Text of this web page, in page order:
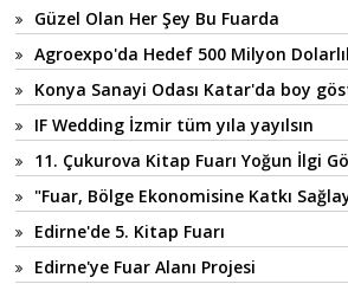
Güzel Olan Her Şey Bu Fuarda
Agroexpo'da Hedef 500 Milyon
Konya Sanayi Odası Katar'da boy
IF Wedding İzmir tüm yıla yayılsın
11. Çukurova Kitap Fuarı Yoğun İlgi
"Fuar, Bölge Ekonomisine Katkı
Edirne'de 5. Kitap Fuarı
Edirne'ye Fuar Alanı Projesi